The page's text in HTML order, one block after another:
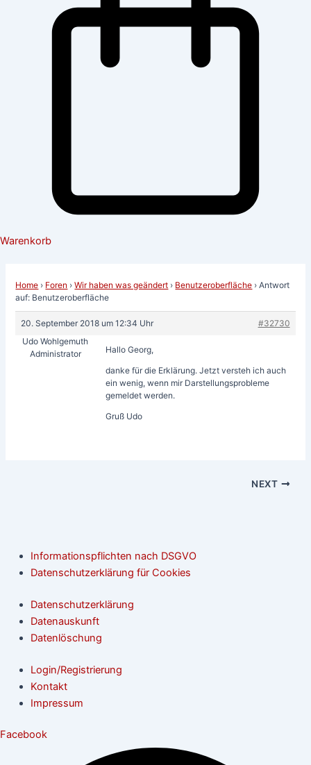
Warenkorb
Home › Foren › Wir haben was geändert › Benutzeroberfläche › Antwort
auf: Benutzeroberfläche
20. September 2018 um 12:34 Uhr
#32730
Udo Wohlgemuth
Administrator
Hallo Georg,
danke für die Erklärung. Jetzt versteh ich auch
ein wenig, wenn mir Darstellungsprobleme
gemeldet werden.
Gruß Udo
NEXT
Informationspflichten nach DSGVO
Datenschutzerklärung für Cookies
Datenschutzerklärung
Datenauskunft
Datenlöschung
Login/Registrierung
Kontakt
Impressum
Facebook